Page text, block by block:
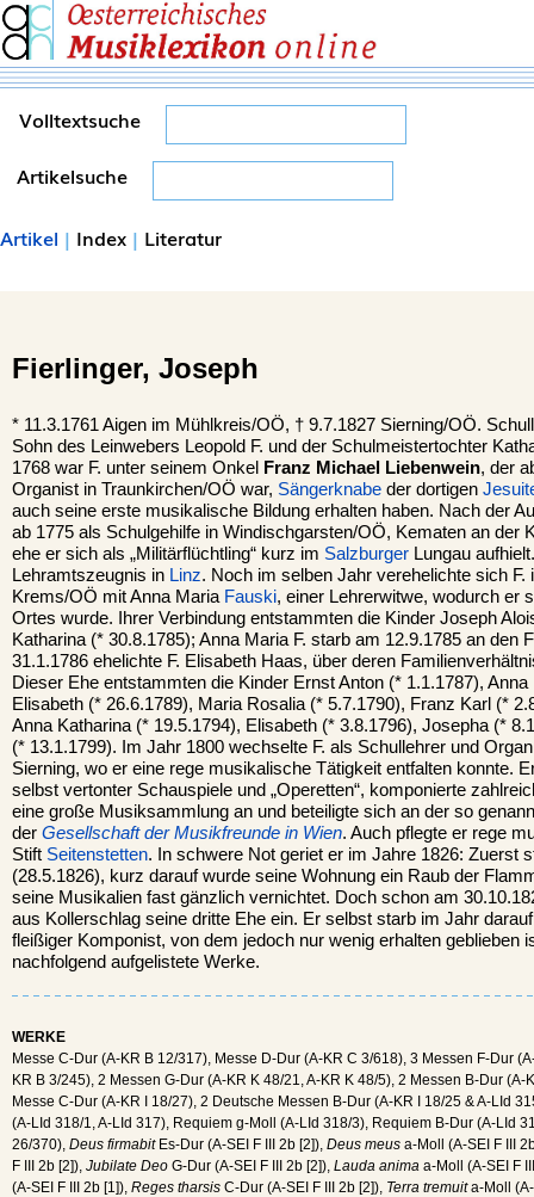
Volltextsuche
Artikelsuche
Artikel | Index | Literatur
Fierlinger, Joseph
* 11.3.1761 Aigen im Mühlkreis/OÖ, † 9.7.1827 Sierning/OÖ.
Sohn des Leinwebers Leopold F. und der Schulmeistertochter
1768 war F. unter seinem Onkel
Franz Michael Liebenwein, der
Organist in Traunkirchen/OÖ war, Sängerknabe der dortigen
auch seine erste musikalische Bildung erhalten haben. Nach der
ab 1775 als Schulgehilfe in Windischgarsten/OÖ, Kematen an der
ehe er sich als „Militärflüchtling“ kurz im Salzburger Lungau
Lehramtszeugnis in Linz. Noch im selben Jahr verehelichte sich F.
Krems/OÖ mit Anna Maria Fauski, einer Lehrerwitwe, wodurch er
Ortes wurde. Ihrer Verbindung entstammten die Kinder Joseph
Katharina (* 30.8.1785); Anna Maria F. starb am 12.9.1785 an den
31.1.1786 ehelichte F. Elisabeth Haas, über deren
Dieser Ehe entstammten die Kinder Ernst Anton (* 1.1.1787),
Elisabeth (* 26.6.1789), Maria Rosalia (* 5.7.1790), Franz Karl (*
Anna Katharina (* 19.5.1794), Elisabeth (* 3.8.1796), Josepha (*
(* 13.1.1799). Im Jahr 1800 wechselte F. als Schullehrer und
Sierning, wo er eine rege musikalische Tätigkeit entfalten konnte.
selbst vertonter Schauspiele und „Operetten“, komponierte
eine große Musiksammlung an und beteiligte sich an der so
der Gesellschaft der Musikfreunde in Wien. Auch pflegte er rege
Stift Seitenstetten. In schwere Not geriet er im Jahre 1826: Zuerst
(28.5.1826), kurz darauf wurde seine Wohnung ein Raub der
seine Musikalien fast gänzlich vernichtet. Doch schon am
aus Kollerschlag seine dritte Ehe ein. Er selbst starb im Jahr
fleißiger Komponist, von dem jedoch nur wenig erhalten geblieben
nachfolgend aufgelistete Werke.
WERKE
Messe C-Dur (A-KR B 12/317), Messe D-Dur (A-KR C 3/618), 3 Messen F-Dur
KR B 3/245), 2 Messen G-Dur (A-KR K 48/21, A-KR K 48/5), 2 Messen B-Dur (A-
Messe C-Dur (A-KR I 18/27), 2 Deutsche Messen B-Dur (A-KR I 18/25 & A-LId
(A-LId 318/1, A-LId 317), Requiem g-Moll (A-LId 318/3), Requiem B-Dur (A-LId
26/370), Deus firmabitEs-Dur (A-SEI F III 2b [2]), Deus meus a-Moll (A-SEI F III
F III 2b [2]), Jubilate Deo G-Dur (A-SEI F III 2b [2]), Lauda anima a-Moll (A-SEI F
(A-SEI F III 2b [1]), Reges tharsis C-Dur (A-SEI F III 2b [2]), Terra tremuita-Moll